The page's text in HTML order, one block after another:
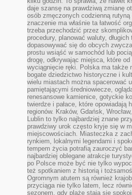
daje szansę na prawdziwą zmianę
osób zmęczonych codzienną rutyną
znaczenie ma właśnie ta łatwość
trzeba przechodzić przez
procedury, planować waluty,
dopasowywać się do obcych
prostu wsiąść w samochód lub
drogę, odkrywając miejsca, które od
wyciągnięcie ręki. Polska ma także
bogate dziedzictwo historyczne i
wielu miastach można spacerować
pamiętającymi średniowiecze,
renesansowe kamienice, gotyckie
twierdze i pałace, które opowiadają
regionów. Kraków, Gdańsk,
Lublin to tylko najbardziej znane
prawdziwy urok często kryje się w
miejscowościach. Miasteczka z
rynkiem, lokalnymi legendami i
tempem życia potrafią zauroczyć
najbardziej oblegane atrakcje
po Polsce może być nie tylko
też spotkaniem z historią i
Ogromnym atutem są również
przyciąga nie tylko latem, lecz
sezonem, gdy plaże stają się